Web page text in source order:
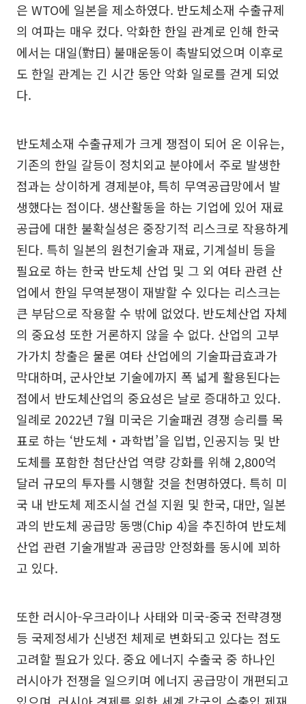
은 WTO에 일본을 제소하였다. 반도체소재 수출규제
의 여파는 매우 컸다. 악화한 한일 관계로 인해 한국
에서는 대일(對日) 불매운동이 촉발되었으며 이후로
도 한일 관계는 긴 시간 동안 악화 일로를 걷게 되었
다.
반도체소재 수출규제가 크게 쟁점이 되어 온 이유는,
기존의 한일 갈등이 정치외교 분야에서 주로 발생한
점과는 상이하게 경제분야, 특히 무역공급망에서 발
생했다는 점이다. 생산활동을 하는 기업에 있어 재료
공급에 대한 불확실성은 중장기적 리스크로 작용하게
된다. 특히 일본의 원천기술과 재료, 기계설비 등을
필요로 하는 한국 반도체 산업 및 그 외 여타 관련 산
업에서 한일 무역분쟁이 재발할 수 있다는 리스크는
큰 부담으로 작용할 수 밖에 없었다. 반도체산업 자체
의 중요성 또한 거론하지 않을 수 없다. 산업의 고부
가가치 창출은 물론 여타 산업에의 기술파급효과가
막대하며, 군사안보 기술에까지 폭 넓게 활용된다는
점에서 반도체산업의 중요성은 날로 증대하고 있다.
일례로 2022년 7월 미국은 기술패권 경쟁 승리를 목
표로 하는 ‘반도체‧과학법’을 입법, 인공지능 및 반
도체를 포함한 첨단산업 역량 강화를 위해 2,800억
달러 규모의 투자를 시행할 것을 천명하였다. 특히 미
국 내 반도체 제조시설 건설 지원 및 한국, 대만, 일본
과의 반도체 공급망 동맹(Chip 4)을 추진하여 반도체
산업 관련 기술개발과 공급망 안정화를 동시에 꾀하
고 있다.
또한 러시아-우크라이나 사태와 미국-중국 전략경쟁
등 국제정세가 신냉전 체제로 변화되고 있다는 점도
고려할 필요가 있다. 중요 에너지 수출국 중 하나인
러시아가 전쟁을 일으키며 에너지 공급망이 개편되고